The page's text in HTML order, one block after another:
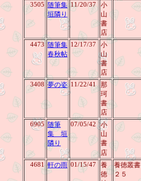
3505 随筆集
垣隣り
11/20/37 小
山
書
店
4473 随筆集
春秋帖
12/17/37
小
山
書
店
3408 夢の姿 11/22/41 那
珂
書
店
6905 随筆
集 垣
隣り
07/05/42 小
山
書
店
4681 軒の雨 01/15/47
養
徳
養徳叢書
２５